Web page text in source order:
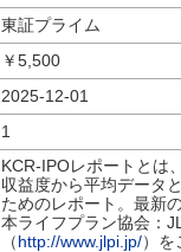
東証プライム
￥5,500
2025-12-01
1
KCR-IPOレポートとは
収益度から平均データ
ためのレポート。最新
本ライフプラン協会：
（http://www.jlpi.jp/）を